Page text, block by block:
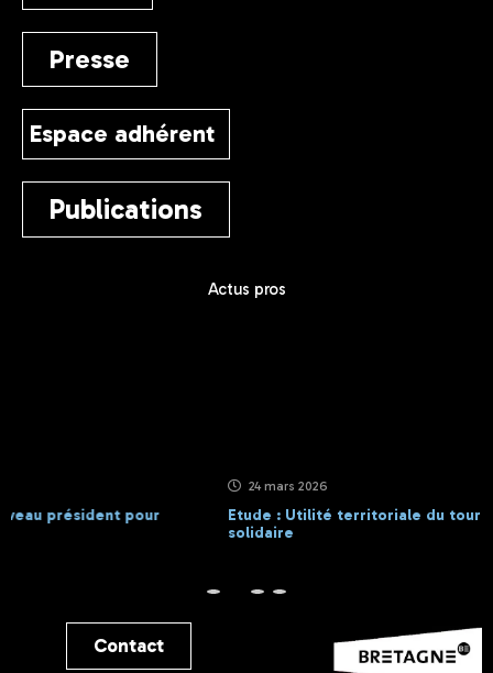
Presse
Espace adhérent
Publications
Actus pros
Etude : Utilité territoriale du tourisme social et
Contact